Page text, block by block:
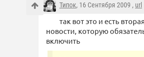
Типок, 16 Сентября 2009 , url
так вот это и есть
новости, которую
включить